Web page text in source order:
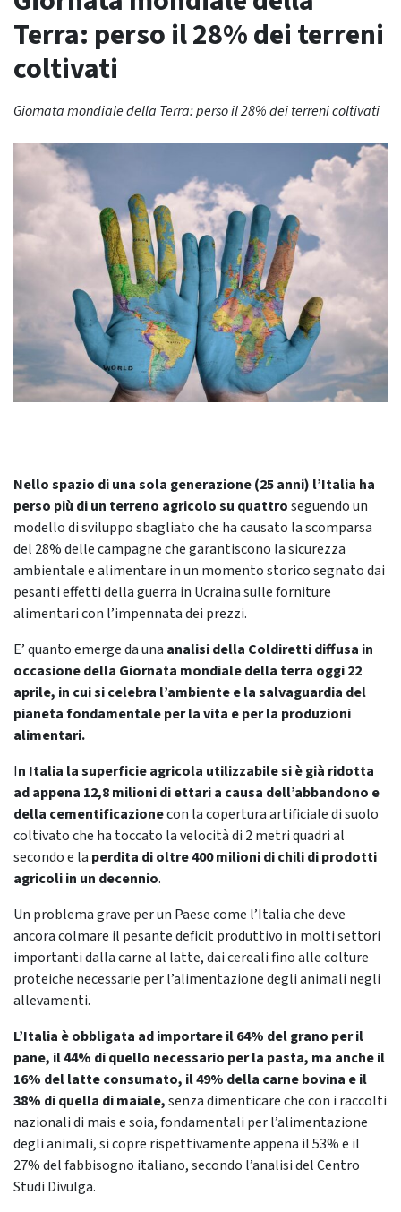
Terra: perso il 28% dei terreni
coltivati
Giornata mondiale della Terra: perso il 28% dei terreni coltivati
Nello spazio di una sola generazione (25 anni) l’Italia ha
perso più di un terreno agricolo su quattroseguendo un
modello di sviluppo sbagliato che ha causato la scomparsa
del 28% delle campagne che garantiscono la sicurezza
ambientale e alimentare in un momento storico segnato dai
pesanti effetti della guerra in Ucraina sulle forniture
alimentari con l’impennata dei prezzi.
E’ quanto emerge da una analisi della Coldirettidiffusa in
occasione della Giornata mondiale della terra oggi 22
aprile, in cui si celebra l’ambiente e la salvaguardia del
pianeta fondamentale per la vita e per la produzioni
alimentari.
In Italia la superficie agricola utilizzabile si è già ridotta
ad appena 12,8 milioni di ettari a causa dell’abbandono e
della cementificazionecon la copertura artificiale di suolo
coltivato che ha toccato la velocità di 2 metri quadri al
secondo e la perdita di oltre 400 milioni di chili di prodotti
agricoli in un decennio.
Un problema grave per un Paese come l’Italia che deve
ancora colmare il pesante deficit produttivo in molti settori
importanti dalla carne al latte, dai cereali fino alle colture
proteiche necessarie per l’alimentazione degli animali negli
allevamenti.
L’Italia è obbligata ad importare il 64% del grano per il
pane, il 44% di quello necessario per la pasta, ma anche il
16% del latte consumato, il 49% della carne bovina e il
38% di quella di maiale,senza dimenticare che con i raccolti
nazionali di mais e soia, fondamentali per l’alimentazione
degli animali, si copre rispettivamente appena il 53% e il
27% del fabbisogno italiano, secondo l’analisi del Centro
Studi Divulga.